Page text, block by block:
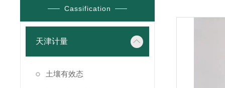
Cassification
天津计量
土壤有效态